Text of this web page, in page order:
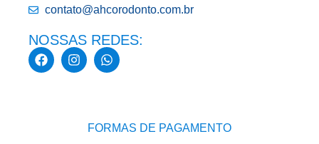
contato@ahcorodonto.com.br
NOSSAS REDES:
FORMAS DE PAGAMENTO